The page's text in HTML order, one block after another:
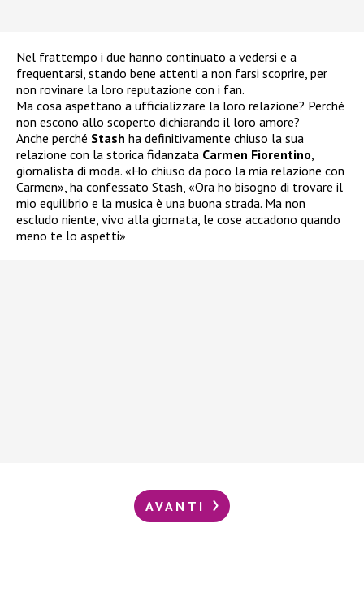
Nel frattempo i due hanno continuato a vedersi e a
frequentarsi, stando bene attenti a non farsi scoprire, per
non rovinare la loro reputazione con i fan.
Ma cosa aspettano a ufficializzare la loro relazione? Perché
non escono allo scoperto dichiarando il loro amore?
Anche perché Stash ha definitivamente chiuso la sua
relazione con la storica fidanzata Carmen Fiorentino
giornalista di moda. «Ho chiuso da poco la mia relazione con
Carmen», ha confessato Stash, «Ora ho bisogno di trovare il
mio equilibrio e la musica è una buona strada. Ma non
escludo niente, vivo alla giornata, le cose accadono quando
meno te lo aspetti»
AVANTI